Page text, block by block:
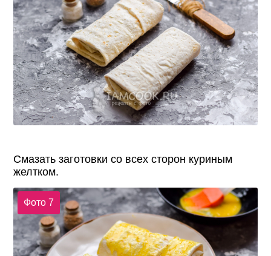
Смазать заготовки со всех сторон куриным
желтком.
Фото 7